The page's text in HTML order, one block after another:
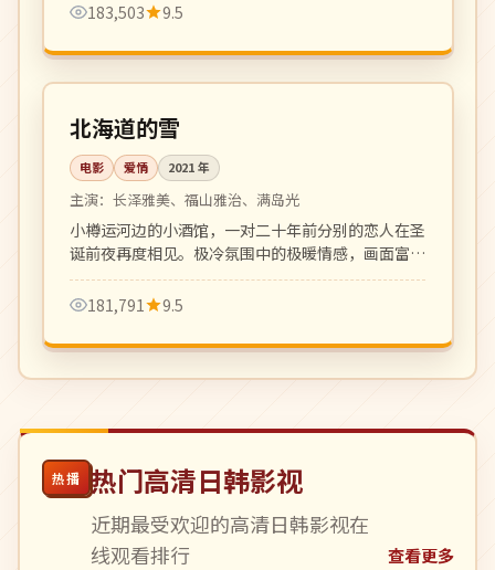
183,503
9.5
日本
院线 118 分钟
北海道的雪
电影 爱情 2021年
主演： 长泽雅美、福山雅治、满岛光
小樽运河边的小酒馆，一对二十年前分别的恋人在圣
诞前夜再度相见。极冷氛围中的极暖情感，画面富有
油画质感。
181,791
9.5
热播 热门高清日韩影视
近期最受欢迎的高清日韩影视在
线观看排行
查看更多